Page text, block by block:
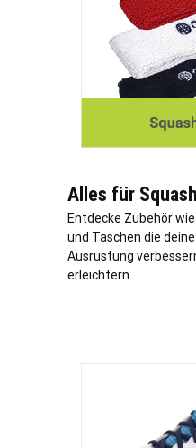
Alles für Squash
Entdecke Zubehör
und Taschen die
Ausrüstung
erleichtern.